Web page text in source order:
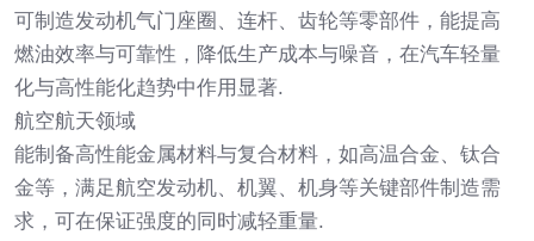
可制造发动机气门座圈、连杆、齿轮等零部件，能提高
燃油效率与可靠性，降低生产成本与噪音，在汽车轻量
化与高性能化趋势中作用显著.
航空航天领域
能制备高性能金属材料与复合材料，如高温合金、钛合
金等，满足航空发动机、机翼、机身等关键部件制造需
求，可在保证强度的同时减轻重量.